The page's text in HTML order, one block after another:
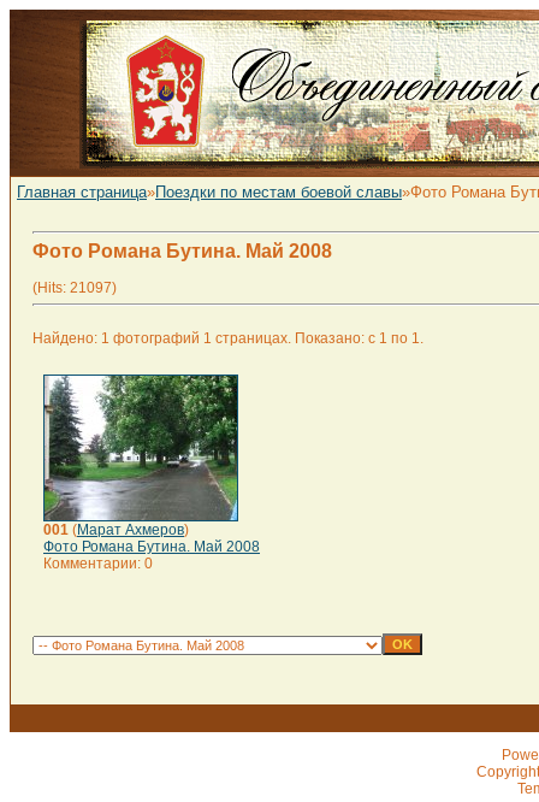
Главная страница»Поездки по местам боевой славы»Фото Романа
Фото Романа Бутина. Май 2008
(Hits: 21097)
Найдено: 1 фотографий 1 страницах. Показано: с 1 по 1.
001 (Марат Ахмеров)
Фото Романа Бутина. Май 2008
Комментарии: 0